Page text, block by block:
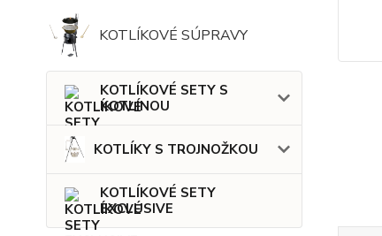
KOTLÍKOVÉ SÚPRAVY
KOTLÍKOVÉ SETY S
KOTLINOU
KOTLÍKY S TROJNOŽKOU
KOTLÍKOVÉ SETY
EXCLUSIVE